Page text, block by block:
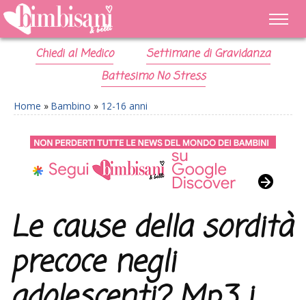
Chiedi al Medico
Settimane di Gravidanza
Battesimo No Stress
Home » Bambino » 12-16 anni
Le cause della sordità
precoce negli